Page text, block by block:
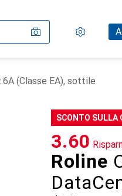
Conto
Liste di
Liste dei
Carrello
(Classe EA), sottile
SCONTO SULLA
Roline
CHF
3.60